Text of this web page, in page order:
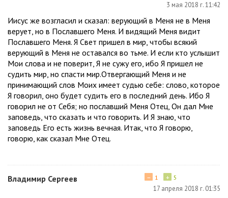
3 мая 2018 г. 11:42
Иисус же возгласил и сказал: верующий в Меня не в Меня
верует, но в Пославшего Меня. И видящий Меня видит
Пославшего Меня. Я Свет пришел в мир, чтобы всякий
верующий в Меня не оставался во тьме. И если кто услышит
Мои слова и не поверит, Я не сужу его, ибо Я пришел не
судить мир, но спасти мир.Отвергающий Меня и не
принимающий слов Моих имеет судью себе: слово, которое
Я говорил, оно будет судить его в последний день. Ибо Я
говорил не от Себя; но пославший Меня Отец, Он дал Мне
заповедь, что сказать и что говорить. И Я знаю, что
заповедь Его есть жизнь вечная. Итак, что Я говорю,
говорю, как сказал Мне Отец.
Владимир Сергеев + 5
− 1
17 апреля 2018 г. 01:35